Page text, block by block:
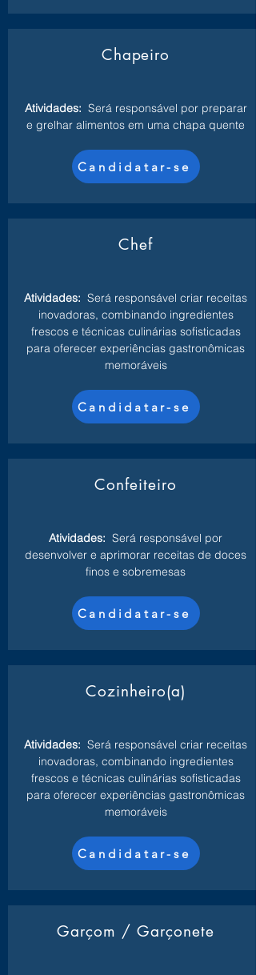
Chapeiro
Atividades: Será responsável por preparar
e grelhar alimentos em uma chapa quente
Candidatar-se
Chef
Atividades: Será responsável criar receitas
inovadoras, combinando ingredientes
frescos e técnicas culinárias sofisticadas
para oferecer experiências gastronômicas
memoráveis
Candidatar-se
Confeiteiro
Atividades: Será responsável por
desenvolver e aprimorar receitas de doces
finos e sobremesas
Candidatar-se
Cozinheiro(a)
Atividades: Será responsável criar receitas
inovadoras, combinando ingredientes
frescos e técnicas culinárias sofisticadas
para oferecer experiências gastronômicas
memoráveis
Candidatar-se
Garçom / Garçonete